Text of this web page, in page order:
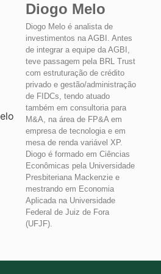
Diogo Melo
Diogo Melo é analista de
investimentos na AGBI. Antes
de integrar a equipe da AGBI,
teve passagem pela BRL Trust
com estruturação de crédito
privado e gestão/administração
de FIDCs, tendo atuado
também em consultoria para
M&A, na área de FP&A em
empresa de tecnologia e em
mesa de renda variável XP.
Diogo é formado em Ciências
Econômicas pela Universidade
Presbiteriana Mackenzie e
mestrando em Economia
Aplicada na Universidade
Federal de Juiz de Fora
(UFJF).